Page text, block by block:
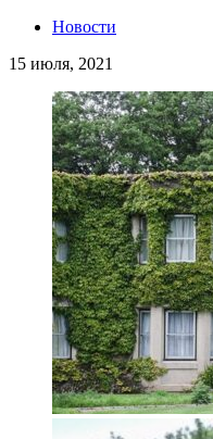
Новости
15 июля, 2021